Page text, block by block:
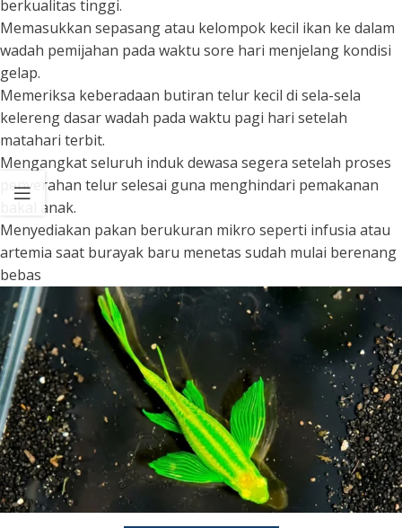
berkualitas tinggi.
Memasukkan sepasang atau kelompok kecil ikan ke dalam
wadah pemijahan pada waktu sore hari menjelang kondisi
gelap.
Memeriksa keberadaan butiran telur kecil di sela-sela
kelereng dasar wadah pada waktu pagi hari setelah
matahari terbit.
Mengangkat seluruh induk dewasa segera setelah proses
penyerahan telur selesai guna menghindari pemakanan
bakal anak.
Menyediakan pakan berukuran mikro seperti infusia atau
artemia saat burayak baru menetas sudah mulai berenang
bebas